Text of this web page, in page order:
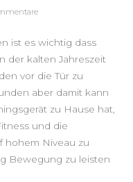
ist es wichtig dass
der kalten Jahreszeit
vor die Tür zu
aber damit kann
zu Hause hat,
und die
hohem Niveau zu
Bewegung zu leisten